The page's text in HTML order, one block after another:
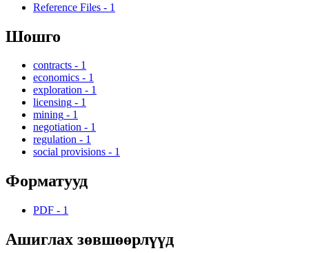
Reference Files - 1
Шошго
contracts - 1
economics - 1
exploration - 1
licensing - 1
mining - 1
negotiation - 1
regulation - 1
social provisions - 1
Форматууд
PDF - 1
Ашиглах зөвшөөрлүүд